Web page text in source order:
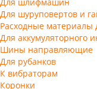
Для шуруповертов и
Расходные материалы
Для аккумуляторного
Шины направляющие
Для рубанков
К вибраторам
Коронки